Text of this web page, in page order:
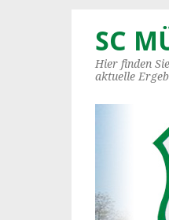
SC
Hier finden
aktuelle